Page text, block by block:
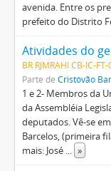
avenida. Entre os
prefeito do Distrito
BR RJMRAHI CB-IC-
Parte de Cristóvão
1 e 2- Membros da
da Assembléia
deputados. Vê-se
Barcelos, (primeira
mais: José ... »